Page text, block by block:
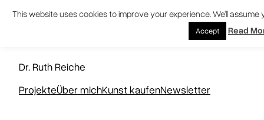
Zum
Dr. Ruth Reiche
ProjekteÜber michKunst kaufenNewsletter
This website uses cookies to improve your experience. We'll
Accept Read